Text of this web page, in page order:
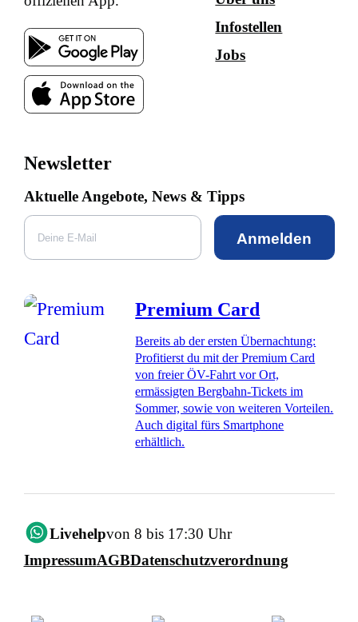
Infostellen
Jobs
Newsletter
Aktuelle Angebote, News & Tipps
Anmelden
Premium Card
Bereits ab der ersten Übernachtung:
Profitierst du mit der Premium Card
von freier ÖV-Fahrt vor Ort,
ermässigten Bergbahn-Tickets im
Sommer, sowie von weiteren Vorteilen.
Auch digital fürs Smartphone
erhältlich.
Livehelpvon 8 bis 17:30 Uhr
ImpressumAGBDatenschutzverordnung